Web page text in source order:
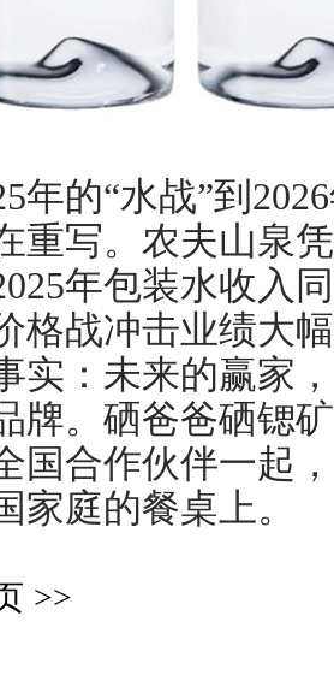
的“水战”到2026
重写。农夫山泉
年包装水收入
格战冲击业绩大
实：未来的赢家
牌。硒爸爸硒锶
国合作伙伴一起
家庭的餐桌上。
>>